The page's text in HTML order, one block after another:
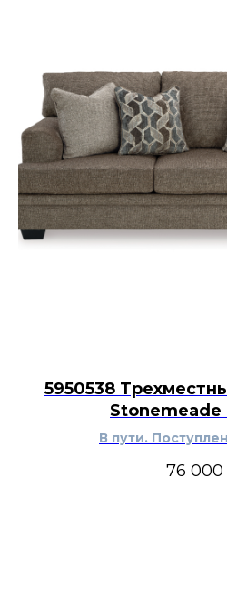
Внутреннее правое
711 мм.
Две регулируемые
отделении: 895 × 362
Требуется сборка.
Тумбу под телевизор
использовать как
зоны в гостиной.
подходит для телевизора
дома farmhouse, кантри
5950538
Stonemeade
В пути.
76 000